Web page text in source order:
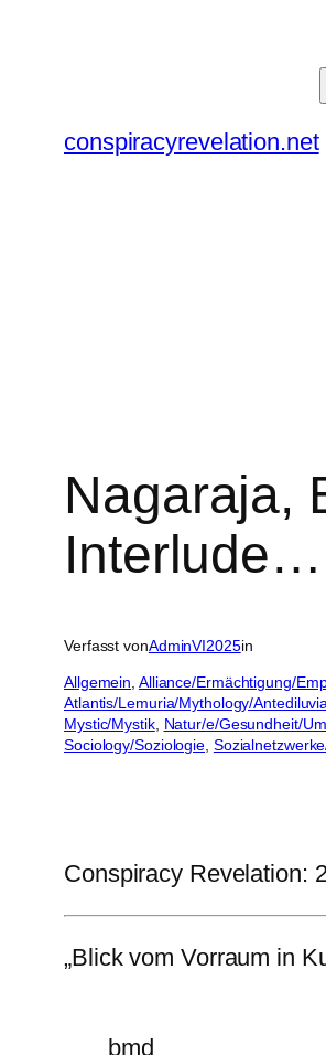
conspiracyrevelation.net
Nagaraja,
Interlude…
Verfasst vonAdminVI2025in
Allgemein, Alliance/Ermächtigung/
Atlantis/Lemuria/Mythology/
Mystic/Mystik, Natur/e/Gesundheit/
Sociology/Soziologie,
Conspiracy Revelation:
„Blick vom Vorraum in
bmd